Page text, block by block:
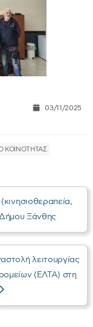
03/11/2025
ΚΟΙΝΟΤΗΤΑΣ
Ξάνθης
λειτουργίας
(ΕΛΤΑ) στη